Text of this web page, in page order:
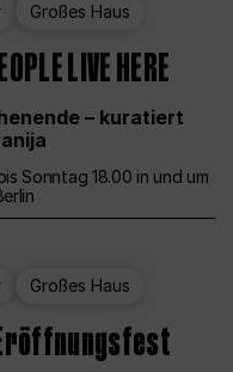
Großes Haus
LIVE HERE
– kuratiert
Sonntag 18.00 in und um
Großes Haus